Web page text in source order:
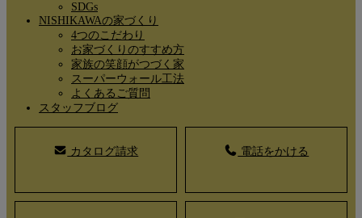
SDGs
NISHIKAWAの家づくり
4つのこだわり
お家づくりのすすめ方
家族の笑顔がつづく家
スーパーウォール工法
よくあるご質問
スタッフブログ
カタログ請求 電話をかける